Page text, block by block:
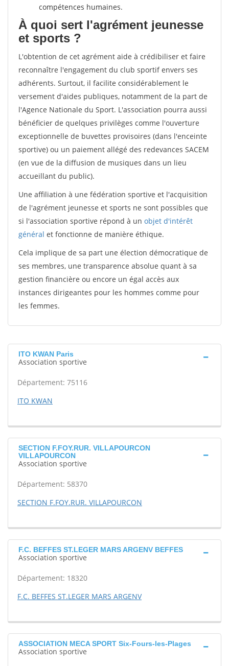
compétences humaines.
À quoi sert l'agrément jeunesse
et sports ?
L'obtention de cet agrément aide à crédibiliser et faire
reconnaître l'engagement du club sportif envers ses
adhérents. Surtout, il facilite considérablement le
versement d'aides publiques, notamment de la part de
l'Agence Nationale du Sport. L'association pourra aussi
bénéficier de quelques privilèges comme l'ouverture
exceptionnelle de buvettes provisoires (dans l'enceinte
sportive) ou un paiement allégé des redevances SACEM
(en vue de la diffusion de musiques dans un lieu
accueillant du public).
Une affiliation à une fédération sportive et l'acquisition
de l'agrément jeunesse et sports ne sont possibles que
si l'association sportive répond à un objet d'intérêt
général et fonctionne de manière éthique.
Cela implique de sa part une élection démocratique de
ses membres, une transparence absolue quant à sa
gestion financière ou encore un égal accès aux
instances dirigeantes pour les hommes comme pour
les femmes.
ITO KWAN Paris
Association sportive
Département: 75116
ITO KWAN
SECTION F.FOY.RUR. VILLAPOURCON
VILLAPOURCON
Association sportive
Département: 58370
SECTION F.FOY.RUR. VILLAPOURCON
F.C. BEFFES ST.LEGER MARS ARGENV BEFFES
Association sportive
Département: 18320
F.C. BEFFES ST.LEGER MARS ARGENV
ASSOCIATION MECA SPORT Six-Fours-les-Plages
Association sportive